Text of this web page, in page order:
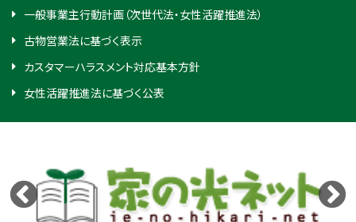
一般事業主行動計画（次世代法・女性活躍推進法）
古物営業法に基づく表示
カスタマーハラスメント対応基本方針
女性活躍推進法に基づく公表